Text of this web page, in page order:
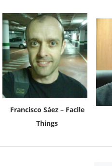
Francisco Sáez – Facile
Things